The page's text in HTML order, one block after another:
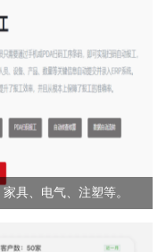
具、电气、注塑等。